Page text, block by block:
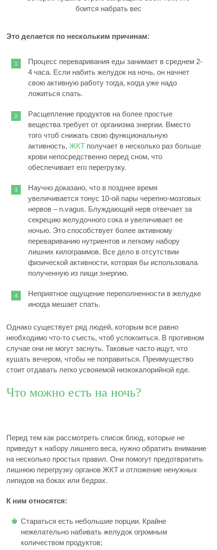
боится набрать вес
Это делается по нескольким причинам:
Процесс переваривания еды занимает в среднем 2-
4 часа. Если набить желудок на ночь, он начнет
свою активную работу тогда, когда уже надо
ложиться спать.
Расщепление продуктов на более простые
вещества требует от организма энергии. Вместо
того чтоб снижать свою функциональную
активность,ЖКТ получает в несколько раз больше
крови непосредственно перед сном, что
обеспечивает его перегрузку.
Научно доказано, что в позднее время
увеличивается тонус 10-ой пары черепно-мозговых
нервов – n.vagus. Блуждающий нерв отвечает за
секрецию желудочного сока и увеличивает ее
ночью. Это способствует более активному
перевариванию нутриентов и легкому набору
лишних килограммов. Все дело в отсутствии
физической активности, которая бы использовала
полученную из пищи энергию.
Неприятное ощущение переполненности в желудке
иногда мешает спать.
Однако существует ряд людей, которым все равно
необходимо что-то съесть, чтоб успокоиться. В противном
случае они не могут заснуть. Таковые часто ищут, что
кушать вечером, чтобы не поправиться. Преимущество
стоит отдавать легко усвояемой низкокалорийной еде.
Что можно есть на ночь?
Перед тем как рассмотреть список блюд, которые не
приведут к набору лишнего веса, нужно обратить внимание
на несколько простых правил. Они помогут предотвратить
лишнюю перегрузку органов ЖКТ и отложение ненужных
липидов на боках или бедрах.
К ним относятся:
Стараться есть небольшие порции. Крайне
нежелательно набивать желудок огромным
количеством продуктов;